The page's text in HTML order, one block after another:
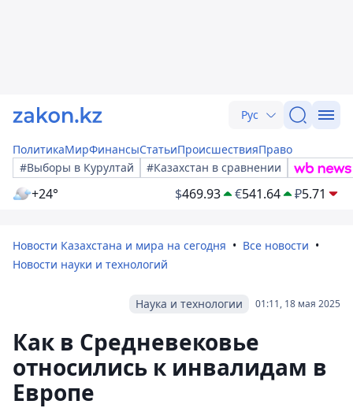
Рус
ПолитикаМирФинансыСтатьиПроисшествияПраво
#Выборы в Курултай
#Казахстан в сравнении
+24° $469.93 €541.64 ₽5.71
Новости Казахстана и мира на сегодня
Все новости
Новости науки и технологий
01:11, 18 мая 2025
Наука и технологии
Как в Средневековье
относились к инвалидам в
Европе